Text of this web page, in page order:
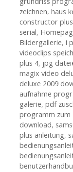
zeichnen, haus
constructor
serial,
Bildergallerie, i
videoclips
plus 4, jpg
magix video
deluxe 2009
aufnahme
galerie, pdf
programm zum
download,
plus anleitung,